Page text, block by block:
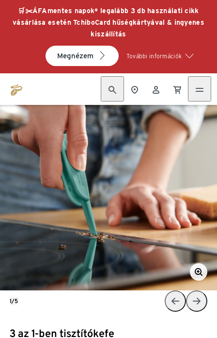
🛒✂️ÁFAmentes napok* legalább 3 db használati cikk
vásárlása esetén TchiboCard hűségkártyával & ingyenes
kiszállítás
Megnézem További információk
3 az 1-ben tisztítókefe
1/5